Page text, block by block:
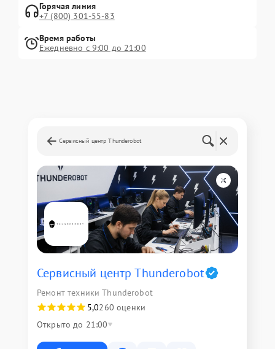
Горячая линия
+7 (800) 301-55-83
Время работы
Ежедневно с 9:00 до 21:00
Сервисный центр Thunderobot
Сервисный центр Thunderobot
Ремонт техники Thunderobot
5,0260 оценки
Открыто до 21:00